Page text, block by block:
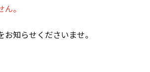
。
知らせくださいませ。